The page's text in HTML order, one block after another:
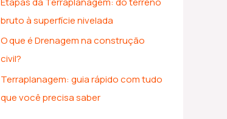
bruto à superfície nivelada
O que é Drenagem na construção
civil?
Terraplanagem: guia rápido com tudo
que você precisa saber